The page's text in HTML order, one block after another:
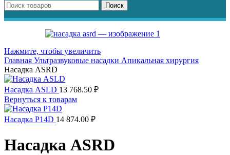
Поиск
Нажмите, чтобы увеличить
Главная Ультразвуковые насадки Апикальная хирургия
Насадка ASRD
Насадка ASLD 13 768.50 ₽
Вернуться к товарам
Насадка P14D 14 874.00 ₽
Насадка ASRD